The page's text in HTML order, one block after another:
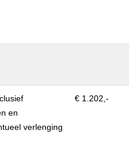
en
verlenging
€ 1.202,-